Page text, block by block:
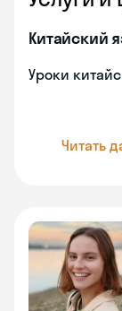
Китайский
Уроки
Читать